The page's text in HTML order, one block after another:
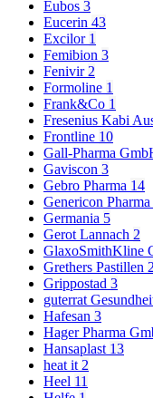
Eubos 3
Eucerin 43
Excilor 1
Femibion 3
Fenivir 2
Formoline 1
Frank&Co 1
Fresenius Kabi
Frontline 10
Gall-Pharma
Gaviscon 3
Gebro Pharma 14
Genericon Pharma
Germania 5
Gerot Lannach 2
GlaxoSmithKline
Grethers Pastillen 2
Grippostad 3
guterrat
Hafesan 3
Hager Pharma
Hansaplast 13
heat it 2
Heel 11